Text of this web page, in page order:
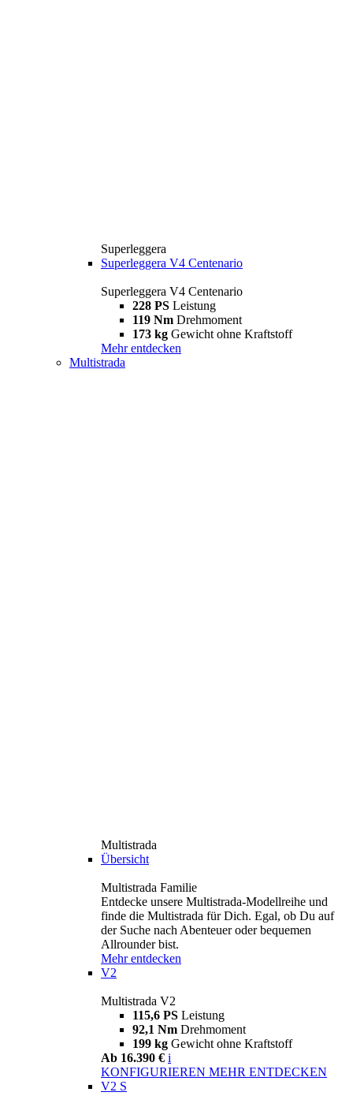
Superleggera
Superleggera V4 Centenario
Superleggera V4 Centenario
228 PS Leistung
119 Nm Drehmoment
173 kg Gewicht ohne Kraftstoff
Mehr entdecken
Multistrada
Multistrada
Übersicht
Multistrada Familie
Entdecke unsere Multistrada-Modellreihe und
finde die Multistrada für Dich. Egal, ob Du auf
der Suche nach Abenteuer oder bequemen
Allrounder bist.
Mehr entdecken
V2
Multistrada V2
115,6 PS Leistung
92,1 Nm Drehmoment
199 kg Gewicht ohne Kraftstoff
Ab 16.390 € i
KONFIGURIEREN MEHR ENTDECKEN
V2 S